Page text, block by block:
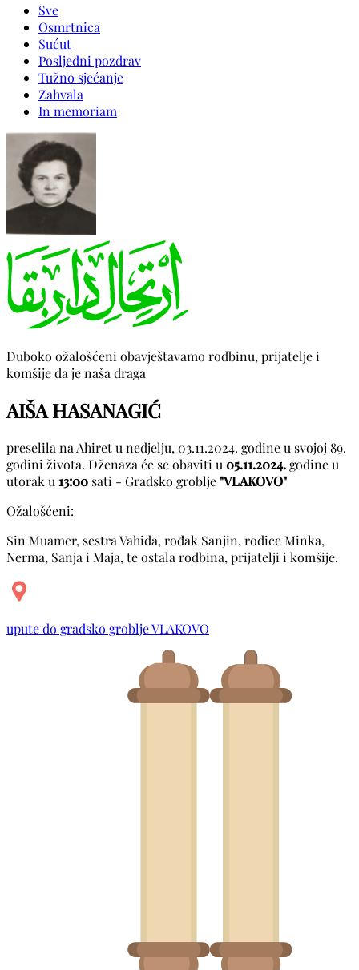
Sve
Osmrtnica
Sućut
Posljedni pozdrav
Tužno sjećanje
Zahvala
In memoriam
Duboko ožalošćeni obavještavamo rodbinu, prijatelje i
komšije da je naša draga
AIŠA HASANAGIĆ
preselila na Ahiret u nedjelju, 03.11.2024. godine u svojoj 89.
godini života. Dženaza će se obaviti u 05.11.2024.godine u
utorak u 13:00 sati - Gradsko groblje"VLAKOVO"
Ožalošćeni:
Sin Muamer, sestra Vahida, rođak Sanjin, rodice Minka,
Nerma, Sanja i Maja, te ostala rodbina, prijatelji i komšije.
upute do gradsko groblje VLAKOVO